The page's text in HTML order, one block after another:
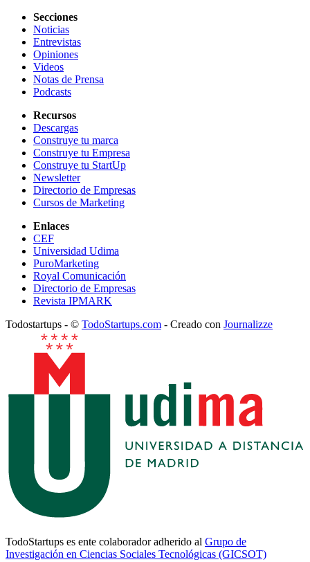
Secciones
Noticias
Entrevistas
Opiniones
Videos
Notas de Prensa
Podcasts
Recursos
Descargas
Construye tu marca
Construye tu Empresa
Construye tu StartUp
Newsletter
Directorio de Empresas
Cursos de Marketing
Enlaces
CEF
Universidad Udima
PuroMarketing
Royal Comunicación
Directorio de Empresas
Revista IPMARK
Todostartups - © TodoStartups.com - Creado con Journalizze
TodoStartups es ente colaborador adherido al Grupo de
Investigación en Ciencias Sociales Tecnológicas (GICSOT)